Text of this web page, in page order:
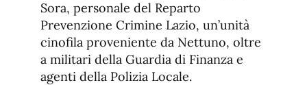
Sora, personale del Reparto
Prevenzione Crimine Lazio, un’unità
cinofila proveniente da Nettuno, oltre
a militari della Guardia di Finanza e
agenti della Polizia Locale.